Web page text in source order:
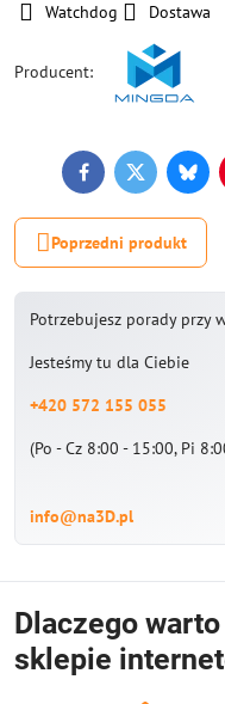
Watchdog
Dostawa
Producent:
FacebookTwitter
Poprzedni produkt
Potrzebujesz porady przy
Jesteśmy tu dla Ciebie
+420 572 155 055
(Po - Cz 8:00 - 15:00, Pi
info@na3D.pl
Dlaczego
sklepie